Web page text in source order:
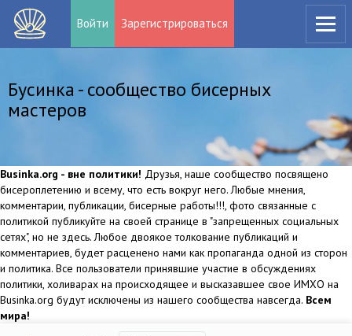
Войти Зарегистрироваться
Бусинка - сообщество бисерных
мастеров
Businka.org - вне политики! Друзья, наше сообщество посвящено
бисероплетению и всему, что есть вокруг него. Любые мнения,
комментарии, публикации, бисерные работы!!!, фото связанные с
политикой публикуйте на своей странице в "запрещенных социальных
сетях", но не здесь. Любое двоякое толкование публикаций и
комментариев, будет расценено нами как пропаганда одной из сторон
и политика. Все пользователи принявшие участие в обсуждениях
политики, холиварах на происходящее и высказавшее свое ИМХО на
Businka.org будут исключены из нашего сообщества навсегда. Всем
мира!